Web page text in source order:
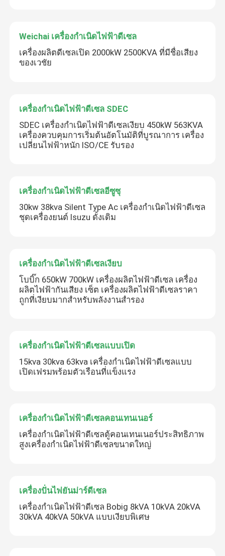
Weichai เครื่องกำเนิดไฟฟ้าดีเซล
เครื่องผลิตดีเซลเปิด 2000kW 2500KVA ที่มีชื่อเสียง
ของเวชัย
เครื่องกำเนิดไฟฟ้าดีเซล SDEC
SDEC เครื่องกําเนิดไฟฟ้าดีเซลเงียบ 450kW 563KVA
เครื่องควบคุมการเริ่มต้นอัตโนมัติที่บูรณาการ เครื่อง
เปลี่ยนไฟฟ้าหนัก ISO/CE รับรอง
เครื่องกำเนิดไฟฟ้าดีเซลอีซูซุ
30kw 38kva Silent Type Ac เครื่องกำเนิดไฟฟ้าดีเซล
ชุดเครื่องยนต์ Isuzu ดั้งเดิม
เครื่องกำเนิดไฟฟ้าดีเซลเงียบ
โบบิ๊ก 650kW 700kW เครื่องผลิตไฟฟ้าดีเซล เครื่อง
ผลิตไฟฟ้ากันเสียง เซ็ต เครื่องผลิตไฟฟ้าดีเซลราคา
ถูกที่เงียบมากสําหรับพลังงานสํารอง
เครื่องกำเนิดไฟฟ้าดีเซลแบบเปิด
15kva 30kva 63kva เครื่องกำเนิดไฟฟ้าดีเซลแบบ
เปิดเฟรมพร้อมตัวเรือนที่แข็งแรง
เครื่องกำเนิดไฟฟ้าดีเซลคอนเทนเนอร์
เครื่องกำเนิดไฟฟ้าดีเซลตู้คอนเทนเนอร์ประสิทธิภาพ
สูงเครื่องกำเนิดไฟฟ้าดีเซลขนาดใหญ่
เครื่องปั่นไฟยันม่าร์ดีเซล
เครื่องกำเนิดไฟฟ้าดีเซล Bobig 8kVA 10kVA 20kVA
30kVA 40kVA 50kVA แบบเงียบพิเศษ